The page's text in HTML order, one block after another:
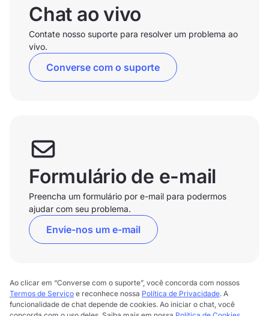
Chat ao vivo
Contate nosso suporte para resolver um problema ao
vivo.
Converse com o suporte
Formulário de e-mail
Preencha um formulário por e-mail para podermos
ajudar com seu problema.
Envie-nos um e-mail
Ao clicar em “Converse com o suporte”, você concorda com nossos
Termos de Serviço e reconhece nossa Política de Privacidade. A
funcionalidade de chat depende de cookies. Ao iniciar o chat, você